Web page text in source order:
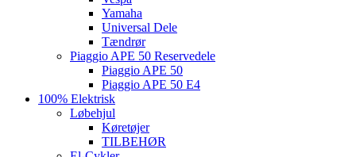
Yamaha
Universal Dele
Tændrør
Piaggio APE 50 Reservedele
Piaggio APE 50
Piaggio APE 50 E4
100% Elektrisk
Løbehjul
Køretøjer
TILBEHØR